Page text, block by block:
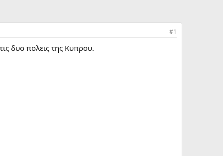
#1
δυο πολεις της Κυπρου.